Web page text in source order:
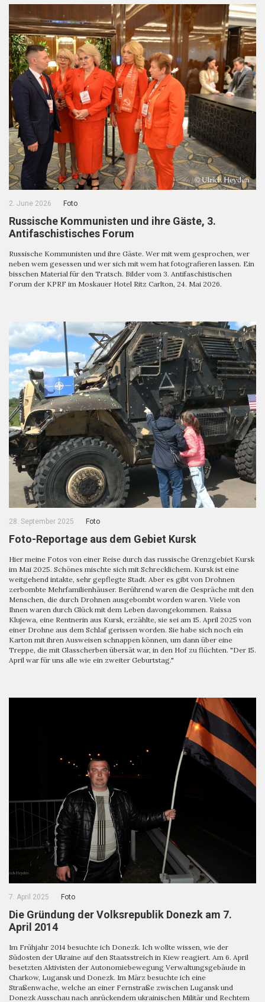
2. June 2026 Foto
Russische Kommunisten und ihre Gäste, 3.
Antifaschistisches Forum
Russische Kommunisten und ihre Gäste. Wer mit wem gesprochen, wer
neben wem gesessen und wer sich mit wem hat fotografieren lassen. Ein
bisschen Material für den Tratsch. Bilder vom 3. Antifaschistischen
Forum der KPRF im Moskauer Hotel Ritz Carlton, 24. Mai 2026.
28. September 2025 Foto
Foto-Reportage aus dem Gebiet Kursk
Hier meine Fotos von einer Reise durch das russische Grenzgebiet Kursk
im Mai 2025. Schönes mischte sich mit Schrecklichem. Kursk ist eine
weitgehend intakte, sehr gepflegte Stadt. Aber es gibt von Drohnen
zerbombte Mehrfamilienhäuser. Berührend waren die Gespräche mit den
Menschen, die durch Drohnen ausgebombt worden waren. Viele von
Ihnen waren durch Glück mit dem Leben davongekommen. Raissa
Klujewa, eine Rentnerin aus Kursk, erzählte, sie sei am 15. April 2025 von
einer Drohne aus dem Schlaf gerissen worden. Sie habe sich noch ein
Karton mit ihren Ausweisen schnappen können, um dann über eine
Treppe, die mit Glasscherben übersät war, in den Hof zu flüchten. "Der 15.
April war für uns alle wie ein zweiter Geburtstag."
7. April 2025 Foto
Die Gründung der Volksrepublik Donezk am 7.
April 2014
Im Frühjahr 2014 besuchte ich Donezk. Ich wollte wissen, wie der
Südosten der Ukraine auf den Staatsstreich in Kiew reagiert. Am 6. April
besetzten Aktivisten der Autonomiebewegung Verwaltungsgebäude in
Charkow, Lugansk und Donezk. Im März besuchte ich eine
Straßenwache, welche an einer Fernstraße zwischen Lugansk und
Donezk Ausschau nach anrückendem ukrainischen Militär und Rechtem